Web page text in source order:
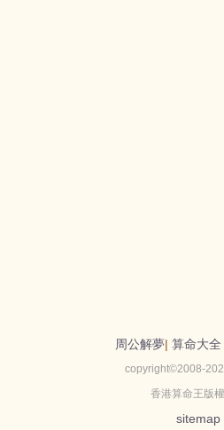
周公解夢| 算命大全
copyright©2008-
香港算命王版
sitemap